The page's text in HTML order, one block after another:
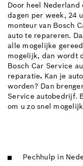
Door heel
dagen per week, 24
monteur van Bosch
auto te repareren.
alle mogelijke
mogelijk, dan wordt
Bosch Car Service
reparatie. Kan je
worden? Dan
Service autobedrijf.
om u zo snel
Pechhulp in